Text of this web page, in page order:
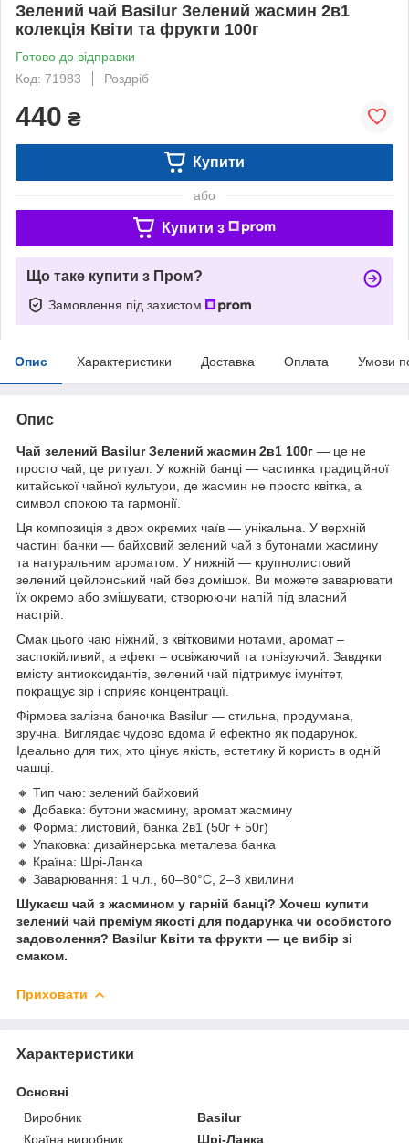
Зелений чай Basilur Зелений жасмин 2в1
колекція Квіти та фрукти 100г
Готово до відправки
Код: 71983
Роздріб
440 ₴
Купити
або
Купити з
Що таке купити з Пром?
Замовлення під захистом
Опис Характеристики Доставка Оплата Умови
Опис
Чай зелений Basilur Зелений жасмин 2в1 100г — це не
просто чай, це ритуал. У кожній банці — частинка традиційної
китайської чайної культури, де жасмин не просто квітка, а
символ спокою та гармонії.
Ця композиція з двох окремих чаїв — унікальна. У верхній
частині банки — байховий зелений чай з бутонами жасмину
та натуральним ароматом. У нижній — крупнолистовий
зелений цейлонський чай без домішок. Ви можете заварювати
їх окремо або змішувати, створюючи напій під власний
настрій.
Смак цього чаю ніжний, з квітковими нотами, аромат –
заспокійливий, а ефект – освіжаючий та тонізуючий. Завдяки
вмісту антиоксидантів, зелений чай підтримує імунітет,
покращує зір і сприяє концентрації.
Фірмова залізна баночка Basilur — стильна, продумана,
зручна. Виглядає чудово вдома й ефектно як подарунок.
Ідеально для тих, хто цінує якість, естетику й користь в одній
чашці.
🔸 Тип чаю: зелений байховий
🔸 Добавка: бутони жасмину, аромат жасмину
🔸 Форма: листовий, банка 2в1 (50г + 50г)
🔸 Упаковка: дизайнерська металева банка
🔸 Країна: Шрі-Ланка
🔸 Заварювання: 1 ч.л., 60–80°C, 2–3 хвилини
Шукаєш чай з жасмином у гарній банці? Хочеш купити
зелений чай преміум якості для подарунка чи особистого
задоволення? Basilur Квіти та фрукти — це вибір зі
смаком.
Приховати
Характеристики
Основні
Виробник
Basilur
Країна виробник
Шрі-Ланка